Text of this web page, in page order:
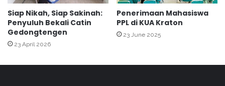
a
m
B
a
z
Siap Nikah, Siap Sakinah:
Penyuluh Bekali Catin
Gedongtengen
23 April 2026
Penerimaan Mahasiswa
PPL di KUA Kraton
23 June 2025